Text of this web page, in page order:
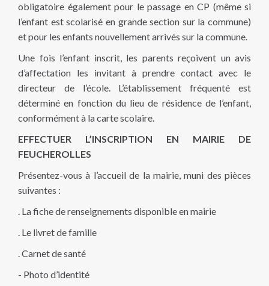
obligatoire également pour le passage en CP (même si
l’enfant est scolarisé en grande section sur la commune)
et pour les enfants nouvellement arrivés sur la commune.
Une fois l’enfant inscrit, les parents reçoivent un avis
d’affectation les invitant à prendre contact avec le
directeur de l’école. L’établissement fréquenté est
déterminé en fonction du lieu de résidence de l’enfant,
conformément à la carte scolaire.
EFFECTUER L’INSCRIPTION EN MAIRIE DE
FEUCHEROLLES
Présentez-vous à l’accueil de la mairie, muni des pièces
suivantes :
. La fiche de renseignements disponible en mairie
. Le livret de famille
. Carnet de santé
- Photo d’identité